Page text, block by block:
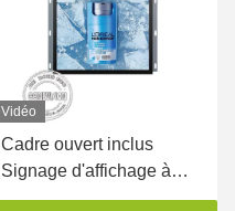
Vidéo
Cadre ouvert inclus
Signage d'affichage à
cristaux liquides Digital de